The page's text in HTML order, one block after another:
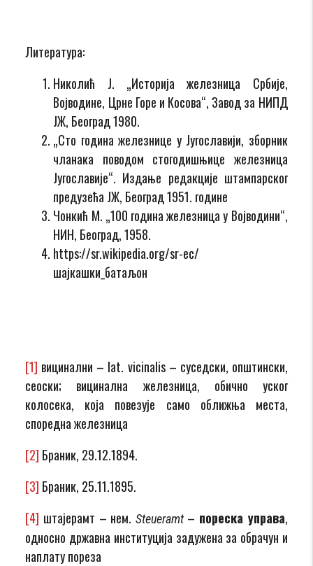
Литература:
Николић Ј. „Историја железница Србије,
Војводине, Црне Горе и Косова“, Завод за НИПД
ЈЖ, Београд 1980.
„Сто година железнице у Југославији, зборник
чланака поводом стогодишњице железница
Југославије“. Издање редакције штампарског
предузећа ЈЖ, Београд 1951. године
Чонкић М. „100 година железница у Војводини“,
НИН, Београд, 1958.
https://sr.wikipedia.org/sr-ec/
шајкашки_батаљон
[1] вицинални – lat. vicinalis – суседски, општински,
сеоски; вицинална железница, обично уског
колосека, која повезује само оближња места,
споредна железница
[2] Браник, 29.12.1894.
[3] Браник, 25.11.1895.
[4] штајерамт – нем. Steueramt– пореска управа,
односно државна институција задужена за обрачун и
наплату пореза